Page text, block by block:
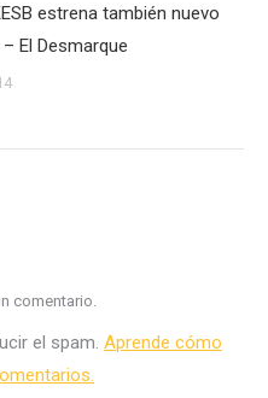
estrena también nuevo
El Desmarque
comentario.
el spam. Aprende cómo